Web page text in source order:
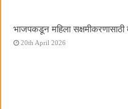
भाजपकडून महिला
20th April 2026